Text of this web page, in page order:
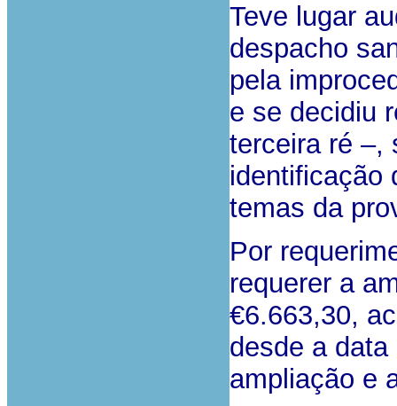
Teve lugar
despacho
pela
e se decidiu
terceira ré –,
identificação
temas da
Por
requerer a
€6.663,30,
desde a
ampliação e